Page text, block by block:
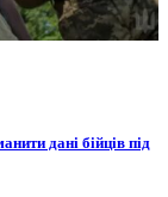
дані бійців під